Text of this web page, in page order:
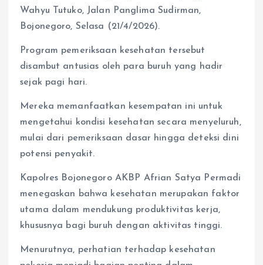
Wahyu Tutuko, Jalan Panglima Sudirman,
Bojonegoro, Selasa (21/4/2026).
Program pemeriksaan kesehatan tersebut
disambut antusias oleh para buruh yang hadir
sejak pagi hari.
Mereka memanfaatkan kesempatan ini untuk
mengetahui kondisi kesehatan secara menyeluruh,
mulai dari pemeriksaan dasar hingga deteksi dini
potensi penyakit.
Kapolres Bojonegoro AKBP Afrian Satya Permadi
menegaskan bahwa kesehatan merupakan faktor
utama dalam mendukung produktivitas kerja,
khususnya bagi buruh dengan aktivitas tinggi.
Menurutnya, perhatian terhadap kesehatan